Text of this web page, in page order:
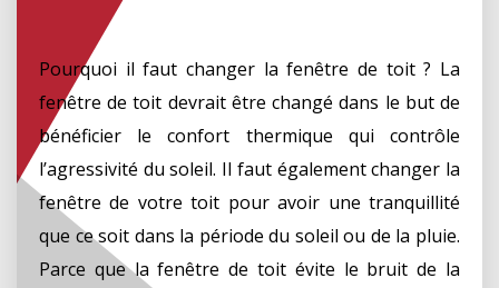
Pourquoi il faut changer la fenêtre de toit ? La
fenêtre de toit devrait être changé dans le but de
bénéficier le confort thermique qui contrôle
l’agressivité du soleil. Il faut également changer la
fenêtre de votre toit pour avoir une tranquillité
que ce soit dans la période du soleil ou de la pluie.
Parce que la fenêtre de toit évite le bruit de la